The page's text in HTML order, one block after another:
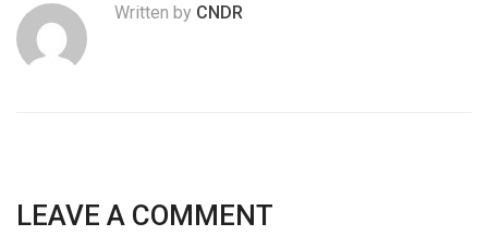
Written by CNDR
LEAVE A COMMENT